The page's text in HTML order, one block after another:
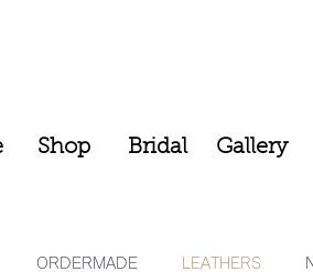
Shop Bridal Gallery
ORDERMADE LEATHERS